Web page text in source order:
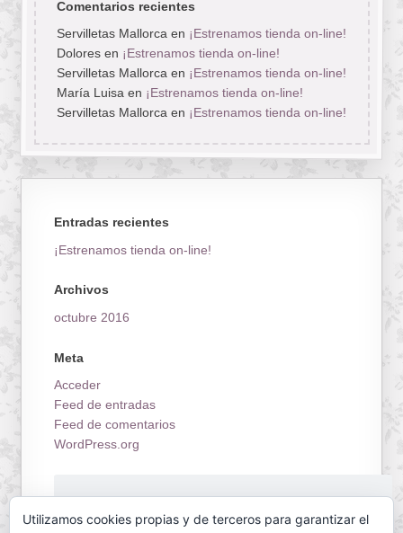
Comentarios recientes
Servilletas Mallorcaen ¡Estrenamos tienda on-line!
Doloresen ¡Estrenamos tienda on-line!
Servilletas Mallorcaen ¡Estrenamos tienda on-line!
María Luisaen ¡Estrenamos tienda on-line!
Servilletas Mallorcaen ¡Estrenamos tienda on-line!
Entradas recientes
¡Estrenamos tienda on-line!
Archivos
octubre 2016
Meta
Acceder
Feed de entradas
Feed de comentarios
WordPress.org
Utilizamos cookies propias y de terceros para garantizar el